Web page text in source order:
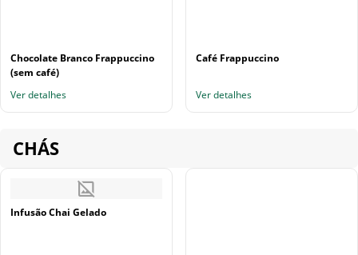
Chocolate Branco Frappuccino
(sem café)
Ver detalhes
Café Frappuccino
Ver detalhes
CHÁS
Infusão Chai Gelado